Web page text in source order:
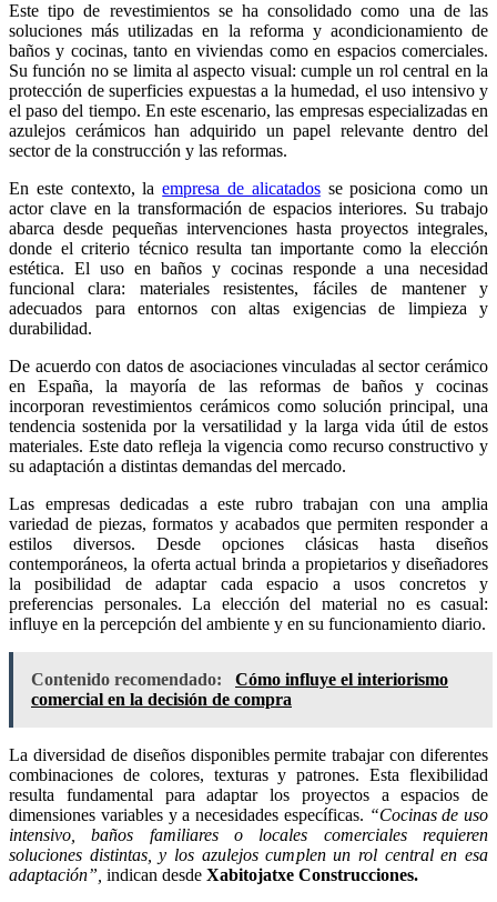
Este tipo de revestimientos se ha consolidado como una de las
soluciones más utilizadas en la reforma y acondicionamiento de
baños y cocinas, tanto en viviendas como en espacios comerciales.
Su función no se limita al aspecto visual: cumple un rol central en la
protección de superficies expuestas a la humedad, el uso intensivo y
el paso del tiempo. En este escenario, las empresas especializadas en
azulejos cerámicos han adquirido un papel relevante dentro del
sector de la construcción y las reformas.
En este contexto, laempresa de alicatadosse posiciona como un
actor clave en la transformación de espacios interiores. Su trabajo
abarca desde pequeñas intervenciones hasta proyectos integrales,
donde el criterio técnico resulta tan importante como la elección
estética. El uso en baños y cocinas responde a una necesidad
funcional clara: materiales resistentes, fáciles de mantener y
adecuados para entornos con altas exigencias de limpieza y
durabilidad.
De acuerdo con datos de asociaciones vinculadas al sector cerámico
en España, la mayoría de las reformas de baños y cocinas
incorporan revestimientos cerámicos como solución principal, una
tendencia sostenida por la versatilidad y la larga vida útil de estos
materiales. Este dato refleja la vigencia como recurso constructivo y
su adaptación a distintas demandas del mercado.
Las empresas dedicadas a este rubro trabajan con una amplia
variedad de piezas, formatos y acabados que permiten responder a
estilos diversos. Desde opciones clásicas hasta diseños
contemporáneos, la oferta actual brinda a propietarios y diseñadores
la posibilidad de adaptar cada espacio a usos concretos y
preferencias personales. La elección del material no es casual:
influye en la percepción del ambiente y en su funcionamiento diario.
Contenido recomendado:
Cómo influye el interiorismo
comercial en la decisión de compra
La diversidad de diseños disponibles permite trabajar con diferentes
combinaciones de colores, texturas y patrones. Esta flexibilidad
resulta fundamental para adaptar los proyectos a espacios de
dimensiones variables y a necesidades específicas. “Cocinas de uso
intensivo, baños familiares o locales comerciales requieren
soluciones distintas, y los azulejos cumplen un rol central en esa
adaptación”, indican desde Xabitojatxe Construcciones.